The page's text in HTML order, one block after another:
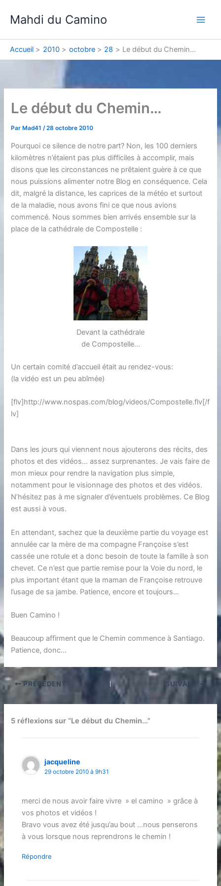
Mahdi du Camino
Accueil 2010 octobre 28 Le début du Chemin…
Le début du Chemin…
Par Mad41/28 octobre 2010
Pourquoi ce silence de notre part? Non, les 100 derniers
kilomètres n’étaient pas plus difficiles à accomplir, mais
disons que les circonstances ne prêtaient guère à ce que
nous puissions alimenter notre Blog en conséquence. Cela
dit, malgré la distance, les caprices de la météo et surtout
de la maladie, nous avons fini ce que nous avions
commencé. Nous sommes bien arrivés ensemble sur la
place de la cathédrale de Compostelle :
Devant la cathédrale
de Compostelle...
Un certain comité d’accueil était au rendez-vous:
(la vidéo est un peu abîmée)
[flv]http://www.nospas.com/blog/videos/Compostelle.flv[/f
lv]
Dans les jours qui viennent nous ajouterons des récits, des
photos et des vidéos… assez surprenantes. Je vais faire de
mon mieux pour rendre la navigation plus simple,
notamment pour le visionnage des photos et des vidéos.
N’hésitez pas à me signaler d’éventuels problèmes. Ce Blog
est aussi à vous.
En attendant, sachez que la deuxième partie du voyage est
annulée car la mère de ma compagne Françoise s’est
cassée une rotule et a donc besoin de toute la famille à son
chevet. Ce n’est que partie remise pour la Voie du nord, le
plus important étant que la maman de Françoise retrouve
l’usage de sa jambe. Patience, encore et toujours…
Buen Camino !
Beaucoup affirment que le Chemin commence à Santiago.
Patience, donc…
PRÉCÉDENT SUIVANT
5 réflexions sur “Le début du Chemin…”
jacqueline
29 octobre 2010 à 9h31
merci de nous avoir faire vivre » el camino » grâce à
vos photos et vidéos !
Bravo vous avez été jusqu’au bout …nous penserons
à vous lorsque nous reprendrons le chemin !
Répondre